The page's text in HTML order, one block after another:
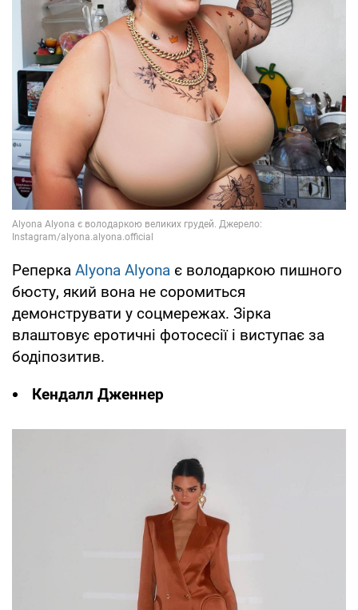
Реперка Alyona Alyona є володаркою пишного
бюсту, який вона не соромиться
демонструвати у соцмережах. Зірка
влаштовує еротичні фотосесії і виступає за
бодіпозитив.
Кендалл Дженнер